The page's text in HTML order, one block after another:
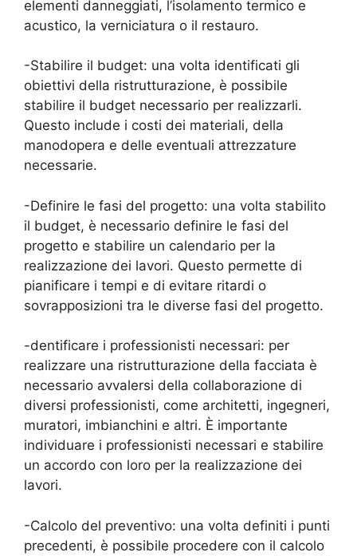
elementi danneggiati, l’isolamento termico e
acustico, la verniciatura o il restauro.
-Stabilire il budget: una volta identificati gli
obiettivi della ristrutturazione, è possibile
stabilire il budget necessario per realizzarli.
Questo include i costi dei materiali, della
manodopera e delle eventuali attrezzature
necessarie.
-Definire le fasi del progetto: una volta stabilito
il budget, è necessario definire le fasi del
progetto e stabilire un calendario per la
realizzazione dei lavori. Questo permette di
pianificare i tempi e di evitare ritardi o
sovrapposizioni tra le diverse fasi del progetto.
-dentificare i professionisti necessari: per
realizzare una ristrutturazione della facciata è
necessario avvalersi della collaborazione di
diversi professionisti, come architetti, ingegneri,
muratori, imbianchini e altri. È importante
individuare i professionisti necessari e stabilire
un accordo con loro per la realizzazione dei
lavori.
-Calcolo del preventivo: una volta definiti i punti
precedenti, è possibile procedere con il calcolo